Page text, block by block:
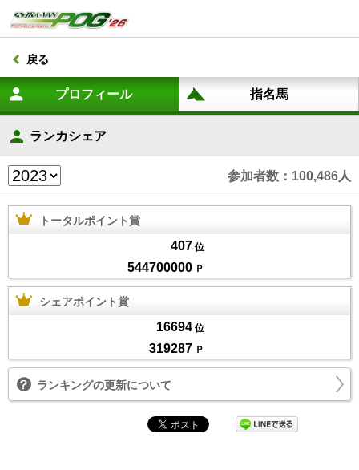
戻る
ランカシェア
参加者数：100,486人
トータルポイント賞
407 位
544700000 Ｐ
シェアポイント賞
16694 位
319287 Ｐ
ランキングの更新について